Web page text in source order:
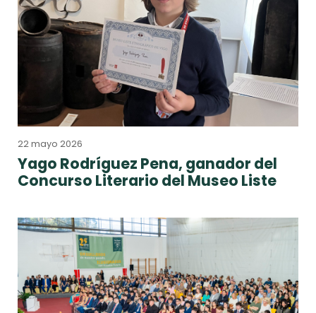
22 mayo 2026
Yago Rodríguez Pena, ganador del
Concurso Literario del Museo Liste